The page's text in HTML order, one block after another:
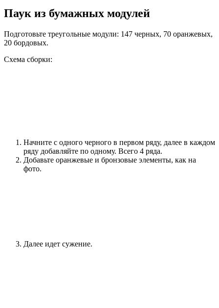
Паук из бумажных модулей
Подготовьте треугольные модули: 147 черных, 70 оранжевых,
20 бордовых.
Схема сборки:
Начните с одного черного в первом ряду, далее в каждом
ряду добавляйте по одному. Всего 4 ряда.
Добавьте оранжевые и бронзовые элементы, как на
фото.
Далее идет сужение.